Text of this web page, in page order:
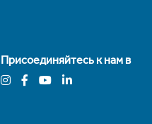
Присоединяйтесь к нам в